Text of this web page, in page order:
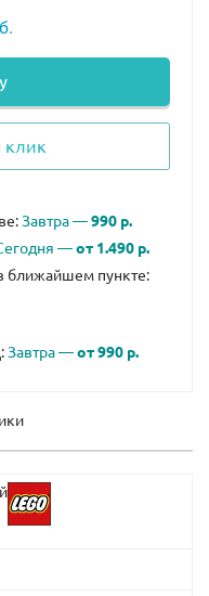
клик
Завтра —990 р.
—от 1.490 р.
ближайшем пункте:
Завтра —от 990 р.